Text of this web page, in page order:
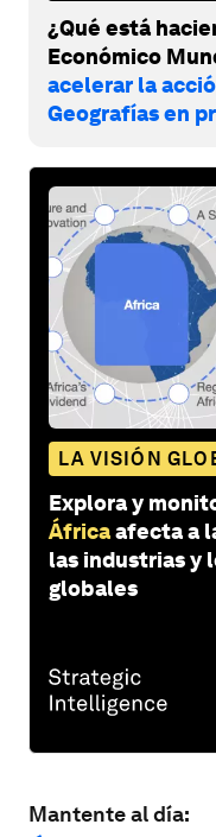
¿Qué está
Económico
acelerar la
Geografías en
LA VISIÓN
Explora y
Áfricaafecta a
las industrias y
globales
Mantente al día: